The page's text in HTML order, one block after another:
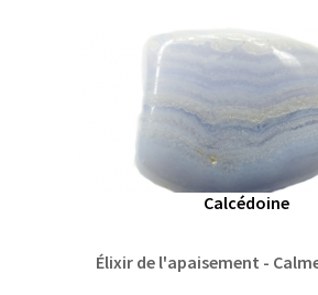
Calcédoine
Élixir de l'apaisement -